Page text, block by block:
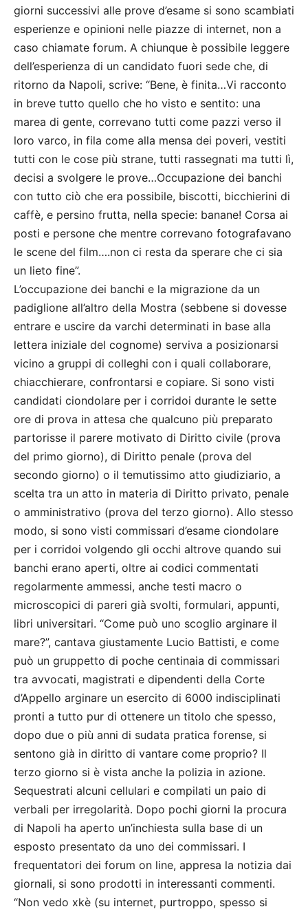
giorni successivi alle prove d’esame si sono scambiati
esperienze e opinioni nelle piazze di internet, non a
caso chiamate forum. A chiunque è possibile leggere
dell’esperienza di un candidato fuori sede che, di
ritorno da Napoli, scrive: “Bene, è finita…Vi racconto
in breve tutto quello che ho visto e sentito: una
marea di gente, correvano tutti come pazzi verso il
loro varco, in fila come alla mensa dei poveri, vestiti
tutti con le cose più strane, tutti rassegnati ma tutti lì,
decisi a svolgere le prove…Occupazione dei banchi
con tutto ciò che era possibile, biscotti, bicchierini di
caffè, e persino frutta, nella specie: banane! Corsa ai
posti e persone che mentre correvano fotografavano
le scene del film….non ci resta da sperare che ci sia
un lieto fine”.
L’occupazione dei banchi e la migrazione da un
padiglione all’altro della Mostra (sebbene si dovesse
entrare e uscire da varchi determinati in base alla
lettera iniziale del cognome) serviva a posizionarsi
vicino a gruppi di colleghi con i quali collaborare,
chiacchierare, confrontarsi e copiare. Si sono visti
candidati ciondolare per i corridoi durante le sette
ore di prova in attesa che qualcuno più preparato
partorisse il parere motivato di Diritto civile (prova
del primo giorno), di Diritto penale (prova del
secondo giorno) o il temutissimo atto giudiziario, a
scelta tra un atto in materia di Diritto privato, penale
o amministrativo (prova del terzo giorno). Allo stesso
modo, si sono visti commissari d’esame ciondolare
per i corridoi volgendo gli occhi altrove quando sui
banchi erano aperti, oltre ai codici commentati
regolarmente ammessi, anche testi macro o
microscopici di pareri già svolti, formulari, appunti,
libri universitari. “Come può uno scoglio arginare il
mare?”, cantava giustamente Lucio Battisti, e come
può un gruppetto di poche centinaia di commissari
tra avvocati, magistrati e dipendenti della Corte
d’Appello arginare un esercito di 6000 indisciplinati
pronti a tutto pur di ottenere un titolo che spesso,
dopo due o più anni di sudata pratica forense, si
sentono già in diritto di vantare come proprio? Il
terzo giorno si è vista anche la polizia in azione.
Sequestrati alcuni cellulari e compilati un paio di
verbali per irregolarità. Dopo pochi giorni la procura
di Napoli ha aperto un’inchiesta sulla base di un
esposto presentato da uno dei commissari. I
frequentatori dei forum on line, appresa la notizia dai
giornali, si sono prodotti in interessanti commenti.
“Non vedo xkè (su internet, purtroppo, spesso si